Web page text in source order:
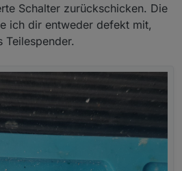
Schalter zurückschicken. Die
ich dir entweder defekt mit,
Teilespender.